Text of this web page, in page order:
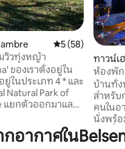
คะแนนเฉลี่ย 5 จา
5 (58)
วิวทุ่งหญ้า
ของเราตั้งอยู่ใน
ในประเภท 4 * และ
Natural Park of
แยกตัวออกมาและ
พื้นที่ 19 ไร่) ที่ระดับ
ยู่บนขอบของวงจร
ทาวน์เ
ห้องพัก
การพั
บ้านทั้ง
สำหรับ
คนในอาร์เดช เพลิดเพลิ
นั่งพร้อ
เล่นที่อ
ดวงดา
ากาศใน